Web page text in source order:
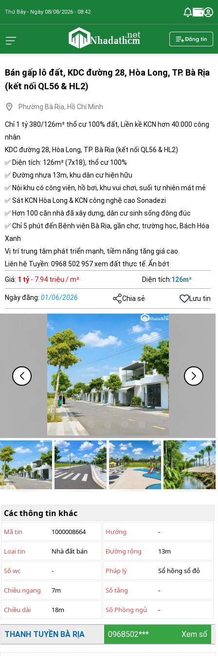
Thứ Bảy - Ngày 08/08/2026 - 08:42
Đăng tin
Bán gấp lô đất, KDC đường 28, Hòa Long, TP. Bà Rịa
(kết nối QL56 & HL2)
Phường Bà Rịa, Hồ Chí Minh
Chỉ 1 tỷ 380/126m² thổ cư 100% đất, Liền kề KCN hơn 40.000 công
nhân
KDC đường 28, Hòa Long, TP. Bà Rịa (kết nối QL56 & HL2)
✅ Diện tích: 126m² (7x18), thổ cư 100%
✅ Đường nhựa 13m, khu dân cư hiện hữu
✅ Nội khu có công viên, hồ bơi, khu vui chơi, suối tự nhiên mát mẻ
✅ Sát KCN Hòa Long & KCN công nghệ cao Sonadezi
✅ Hơn 100 căn nhà đã xây dựng, dân cư sinh sống đông đúc
✅ Chỉ 5 phút đến Bệnh viện Bà Rịa, gần chợ, trường học, Bách Hóa
Xanh
Vị trí trung tâm phát triển mạnh, tiềm năng tăng giá cao.
Liên hệ Tuyền: 0968 502 957 xem đất thực tế. Ẩn bớt
Giá: 1 tỷ - 7.94 triệu / m² Diện tích:126m²
Ngày đăng: 01/06/2026 Chia sẻ Lưu tin
Các thông tin khác
Mã tin 1000008664 Hướng -
Loại tin Nhà đất bán Đường rộng 13m
Số wc - Pháp lý Sổ hồng sổ đỏ
Chiều ngang 7m Số tầng -
Chiều dài 18m Số Phòng ngủ -
THANH TUYỀN BÀ RỊA 0968502*** Xem số